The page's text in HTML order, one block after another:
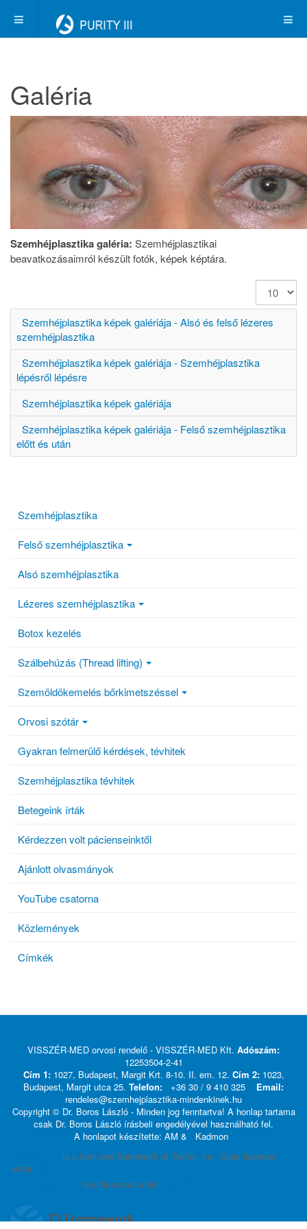
Galéria
Szemhéjplasztika galéria: Szemhéjplasztikai
beavatkozásaimról készült fotók, képek képtára.
Tételek
#
Szemhéjplasztika képek galériája - Alsó és felső lézeres
szemhéjplasztika
Szemhéjplasztika képek galériája - Szemhéjplasztika
lépésről lépésre
Szemhéjplasztika képek galériája
Szemhéjplasztika képek galériája - Felső szemhéjplasztika
előtt és után
Szemhéjplasztika
Felső szemhéjplasztika
Alsó szemhéjplasztika
Lézeres szemhéjplasztika
Botox kezelés
Szálbehúzás (Thread lifting)
Szemöldökemelés bőrkimetszéssel
Orvosi szótár
Gyakran felmerülő kérdések, tévhitek
Szemhéjplasztika tévhitek
Betegeink írták
Kérdezzen volt pácienseinktől
Ajánlott olvasmányok
YouTube csatorna
Közlemények
Címkék
VISSZÉR-MED orvosi rendelő - VISSZÉR-MED Kft. Adószám:
12253504-2-41
Cím 1:1027, Budapest, Margit Krt. 8-10. II. em. 12. Cím 2:1023,
Budapest, Margit utca 25. Telefon: +36 30 / 9 410 325
Email:
rendeles@szemhejplasztika-mindenkinek.hu
Copyright © Dr. Boros László - Minden jog fenntartva! A honlap tartama
csak Dr. Boros László írásbeli engedélyével használható fel.
A honlapot készítette: AM &
Kadmon
is a front-end framework of Twitter, Inc. Code licensed
under
font licensed under .